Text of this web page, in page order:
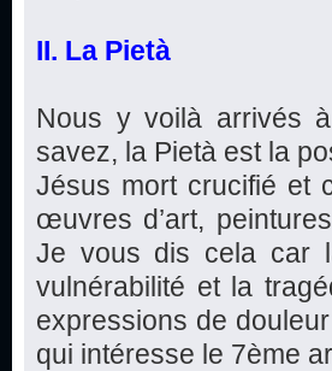
II. La Pietà
Nous y voilà arrivés
savez, la Pietà est la
Jésus mort crucifié et
œuvres d’art,
Je vous dis cela car
vulnérabilité et la
expressions de
qui intéresse le 7ème